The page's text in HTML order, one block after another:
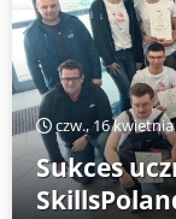
czw., 16
Sukces